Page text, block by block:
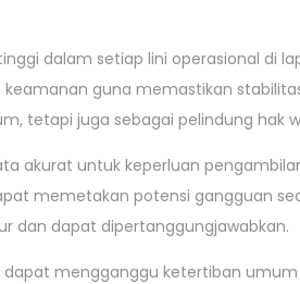
dalam setiap lini operasional di
keamanan guna memastikan
tetapi juga sebagai pelindung hak
akurat untuk keperluan
memetakan potensi gangguan
dan dapat dipertanggungjawabkan.
dapat mengganggu ketertiban